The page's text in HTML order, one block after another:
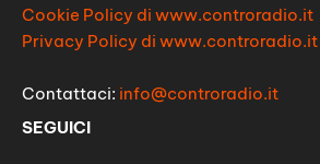
Cookie Policy di www.controradio.it
Privacy Policy di www.controradio.it
Contattaci: info@controradio.it
SEGUICI